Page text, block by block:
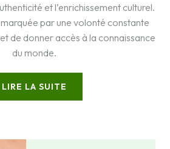
et l’enrichissement culturel.
par une volonté constante
de donner accès à la connaissance
du monde.
LIRE LA SUITE